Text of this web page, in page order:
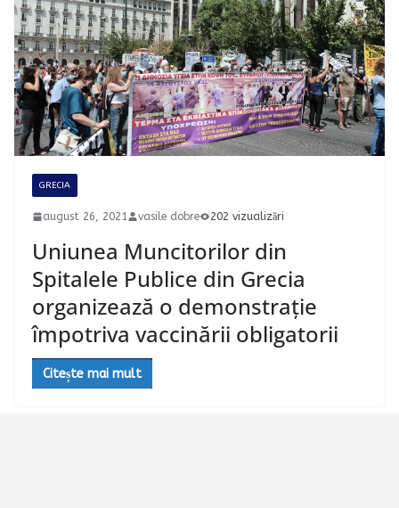
GRECIA
august 26, 2021 vasile dobre 202 vizualizări
Uniunea Muncitorilor din
Spitalele Publice din Grecia
organizează o demonstrație
împotriva vaccinării obligatorii
Citește mai mult